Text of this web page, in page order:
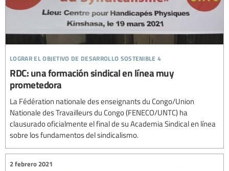
lograr el objetivo de desarrollo sostenible 4
RDC: una formación sindical en línea muy
prometedora
La Fédération nationale des enseignants du Congo/Union
Nationale des Travailleurs du Congo (FENECO/UNTC) ha
clausurado oficialmente el final de su Academia Sindical en línea
sobre los fundamentos del sindicalismo.
2 febrero 2021